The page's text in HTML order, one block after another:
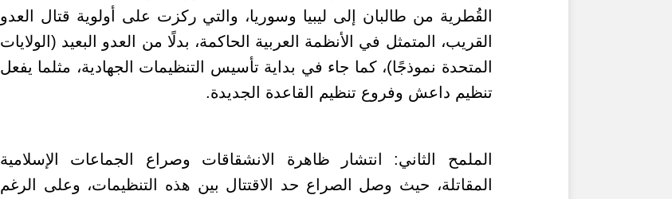
القُطرية من طالبان إلى ليبيا وسوريا، والتي ركزت على أولوية قتال العدو
القريب، المتمثل في الأنظمة العربية الحاكمة، بدلًا من العدو البعيد (الولايات
المتحدة نموذجًا)، كما جاء في بداية تأسيس التنظيمات الجهادية، مثلما يفعل
تنظيم داعش وفروع تنظيم القاعدة الجديدة.
الملمح الثاني: انتشار ظاهرة الانشقاقات وصراع الجماعات الإسلامية
المقاتلة، حيث وصل الصراع حد الاقتتال بين هذه التنظيمات، وعلى الرغم